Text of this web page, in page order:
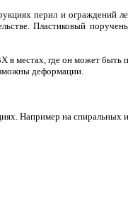
перил и
Пластиковый
в местах, где он может
деформации.
Например на спиральных